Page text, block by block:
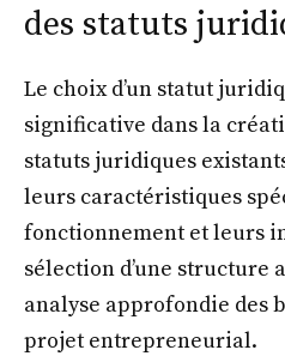
des statuts
Le choix d’un statut
significative dans la
statuts juridiques
leurs caractéristiques
fonctionnement et leurs
sélection d’une structure
analyse approfondie des
projet entrepreneurial.